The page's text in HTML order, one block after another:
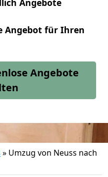
Angebote
Angebot für Ihren
Angebote
» Umzug von Neuss nach